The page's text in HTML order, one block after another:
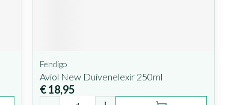
Fendigo
Aviol New Duivenelexir 250ml
€ 18,95